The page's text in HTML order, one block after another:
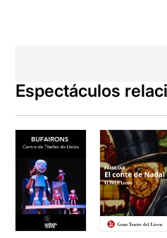
Espectáculos